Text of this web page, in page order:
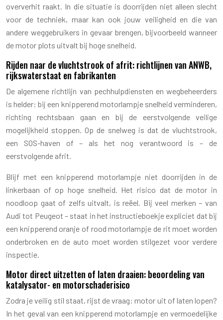
oververhit raakt. In die situatie is doorrijden niet alleen slecht
voor de techniek, maar kan ook jouw veiligheid en die van
andere weggebruikers in gevaar brengen, bijvoorbeeld wanneer
de motor plots uitvalt bij hoge snelheid.
Rijden naar de vluchtstrook of afrit: richtlijnen van ANWB,
rijkswaterstaat en fabrikanten
De algemene richtlijn van pechhulpdiensten en wegbeheerders
is helder: bij een knipperend motorlampje snelheid verminderen,
richting rechtsbaan gaan en bij de eerstvolgende veilige
mogelijkheid stoppen. Op de snelweg is dat de vluchtstrook,
een SOS-haven of – als het nog verantwoord is – de
eerstvolgende afrit.
Blijf met een knipperend motorlampje niet doorrijden in de
linkerbaan of op hoge snelheid. Het risico dat de motor in
noodloop gaat of zelfs uitvalt, is reëel. Bij veel merken – van
Audi tot Peugeot – staat in het instructieboekje expliciet dat bij
een knipperend oranje of rood motorlampje de rit moet worden
onderbroken en de auto moet worden stilgezet voor verdere
inspectie.
Motor direct uitzetten of laten draaien: beoordeling van
katalysator- en motorschaderisico
Zodra je veilig stil staat, rijst de vraag: motor uit of laten lopen?
In het geval van een knipperend motorlampje en vermoedelijke